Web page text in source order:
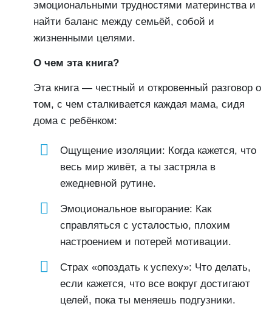
эмоциональными трудностями материнства и
найти баланс между семьёй, собой и
жизненными целями.
О чем эта книга?
Эта книга — честный и откровенный разговор о
том, с чем сталкивается каждая мама, сидя
дома с ребёнком:
Ощущение изоляции: Когда кажется, что
весь мир живёт, а ты застряла в
ежедневной рутине.
Эмоциональное выгорание: Как
справляться с усталостью, плохим
настроением и потерей мотивации.
Страх «опоздать к успеху»: Что делать,
если кажется, что все вокруг достигают
целей, пока ты меняешь подгузники.